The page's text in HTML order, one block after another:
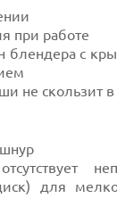
при работе
блендера с
не скользит в
для